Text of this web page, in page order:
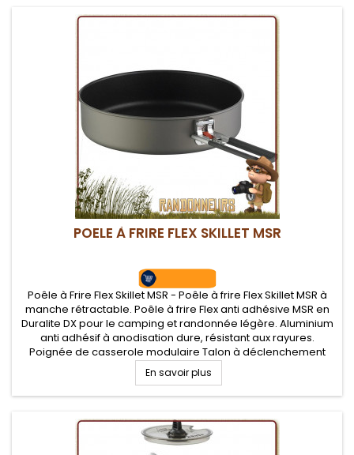
POELE À FRIRE FLEX SKILLET MSR
Poêle à Frire Flex Skillet MSR - Poêle à frire Flex Skillet MSR à
manche rétractable. Poêle à frire Flex anti adhésive MSR en
Duralite DX pour le camping et randonnée légère. Aluminium
anti adhésif à anodisation dure, résistant aux rayures.
Poignée de casserole modulaire Talon à déclenchement
rapide.
En savoir plus